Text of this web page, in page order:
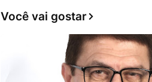
Você vai gostar